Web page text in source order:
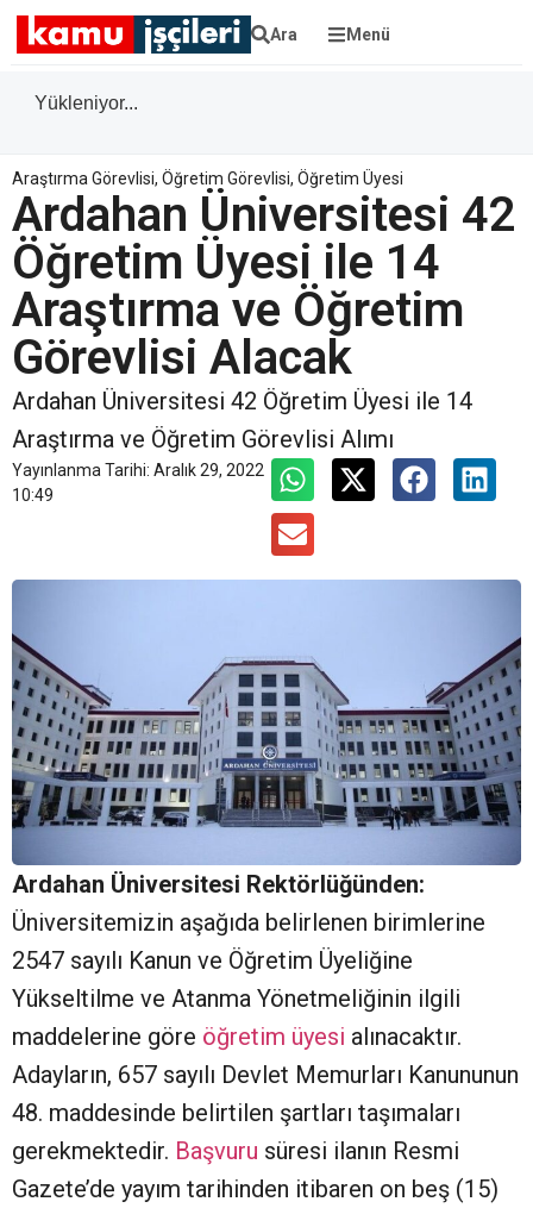
Ara Menü
Yükleniyor...
Araştırma Görevlisi, Öğretim Görevlisi, Öğretim Üyesi
Ardahan Üniversitesi 42
Öğretim Üyesi ile 14
Araştırma ve Öğretim
Görevlisi Alacak
Ardahan Üniversitesi 42 Öğretim Üyesi ile 14
Araştırma ve Öğretim Görevlisi Alımı
Yayınlanma Tarihi: Aralık 29, 2022
10:49
Ardahan Üniversitesi Rektörlüğünden:
Üniversitemizin aşağıda belirlenen birimlerine
2547 sayılı Kanun ve Öğretim Üyeliğine
Yükseltilme ve Atanma Yönetmeliğinin ilgili
maddelerine göre öğretim üyesi alınacaktır.
Adayların, 657 sayılı Devlet Memurları Kanununun
48. maddesinde belirtilen şartları taşımaları
gerekmektedir. Başvuru süresi ilanın Resmi
Gazete’de yayım tarihinden itibaren on beş (15)